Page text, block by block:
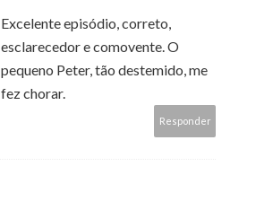
Excelente episódio, correto,
esclarecedor e comovente. O
pequeno Peter, tão destemido, me
fez chorar.
Responder